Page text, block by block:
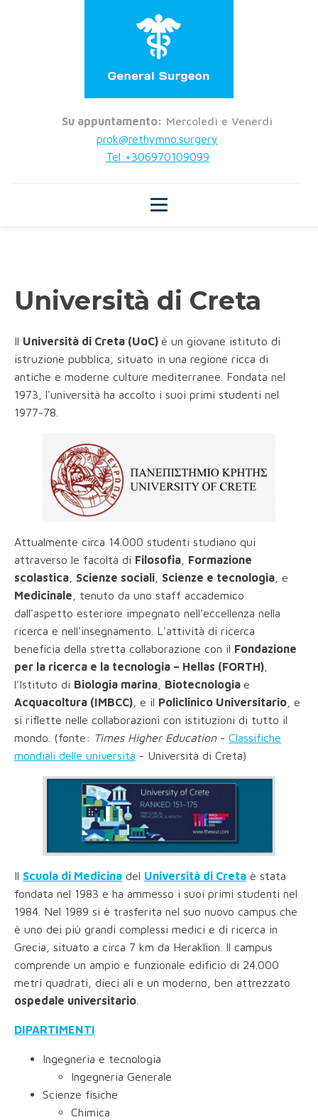
Su appuntamento: Mercoledì e Venerdì
prok@rethymno.surgery
Tel:+306970109099
Università di Creta
Il Università di Creta (UoC) è un giovane istituto di
istruzione pubblica, situato in una regione ricca di
antiche e moderne culture mediterranee. Fondata nel
1973, l'università ha accolto i suoi primi studenti nel
1977-78.
Attualmente circa 14.000 studenti studiano qui
attraverso le facoltà di Filosofia
Formazione
scolastica
Scienze sociali Scienze e tecnologia , e
Medicinale , tenuto da uno staff accademico
dall'aspetto esteriore impegnato nell'eccellenza nella
ricerca e nell'insegnamento. L'attività di ricerca
beneficia della stretta collaborazione con il Fondazione
per la ricerca e la tecnologia – Hellas (FORTH)
l'Istituto di Biologia marina Biotecnologia e
Acquacoltura (IMBCC) , e il Policlinico Universitario , e
si riflette nelle collaborazioni con istituzioni di tutto il
mondo. (fonte: Times Higher Education- Classifiche
mondiali delle università - Università di Creta)
Il Scuola di Medicina del Università di Creta è stata
fondata nel 1983 e ha ammesso i suoi primi studenti nel
1984. Nel 1989 si è trasferita nel suo nuovo campus che
è uno dei più grandi complessi medici e di ricerca in
Grecia, situato a circa 7 km da Heraklion. Il campus
comprende un ampio e funzionale edificio di 24.000
metri quadrati, dieci ali e un moderno, ben attrezzato
ospedale universitario
DIPARTIMENTI
Ingegneria e tecnologia
Ingegneria Generale
Scienze fisiche
Chimica